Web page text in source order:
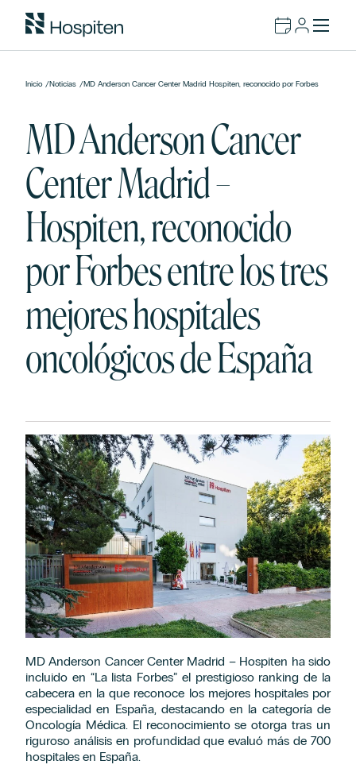
Inicio /Noticias /MD Anderson Cancer Center Madrid Hospiten, reconocido por Forbes
MD Anderson Cancer
Center Madrid –
Hospiten, reconocido
por Forbes entre los tres
mejores hospitales
oncológicos de España
MD Anderson Cancer Center Madrid – Hospiten ha sido
incluido en “La lista Forbes” el prestigioso ranking de la
cabecera en la que reconoce los mejores hospitales por
especialidad en España, destacando en la categoría de
Oncología Médica. El reconocimiento se otorga tras un
riguroso análisis en profundidad que evaluó más de 700
hospitales en España.